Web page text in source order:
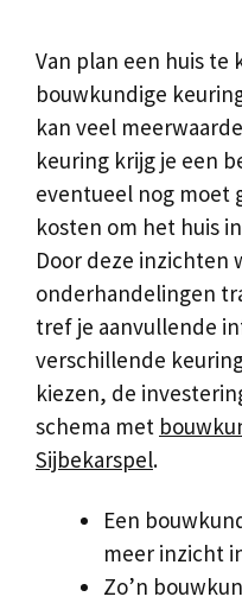
Van plan een huis te
bouwkundige
kan veel
keuring krijg je een
eventueel nog moet
kosten om het huis
Door deze inzichten
onderhandelingen
tref je aanvullende
verschillende
kiezen, de
schema met
Sijbekarspel.
Een
meer inzicht
Zo’n